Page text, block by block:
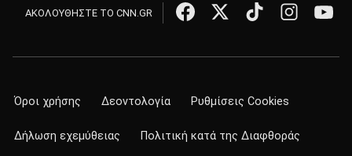
ΑΚΟΛΟΥΘΗΣΤΕ ΤΟ CNN.GR
Όροι χρήσης Δεοντολογία Ρυθμίσεις Cookies
Δήλωση εχεμύθειας Πολιτική κατά της Διαφθοράς